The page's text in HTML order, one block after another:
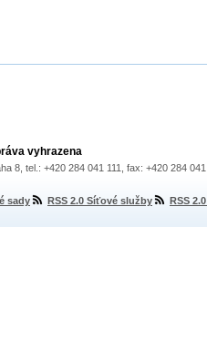
vyhrazena
8, tel.: +420 284 041 111, fax: +420 284
sady RSS 2.0 Síťové služby RSS